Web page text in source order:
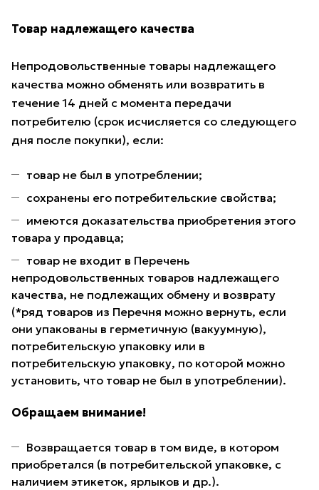
Товар надлежащего качества
Непродовольственные товары надлежащего
качества можно обменять или возвратить в
течение 14 дней с момента передачи
потребителю (срок исчисляется со следующего
дня после покупки), если:
товар не был в употреблении;
сохранены его потребительские свойства;
имеются доказательства приобретения этого
товара у продавца;
товар не входит в Перечень
непродовольственных товаров надлежащего
качества, не подлежащих обмену и возврату
(*ряд товаров из Перечня можно вернуть, если
они упакованы в герметичную (вакуумную),
потребительскую упаковку или в
потребительскую упаковку, по которой можно
установить, что товар не был в употреблении).
Обращаем внимание!
Возвращается товар в том виде, в котором
приобретался (в потребительской упаковке, с
наличием этикеток, ярлыков и др.).